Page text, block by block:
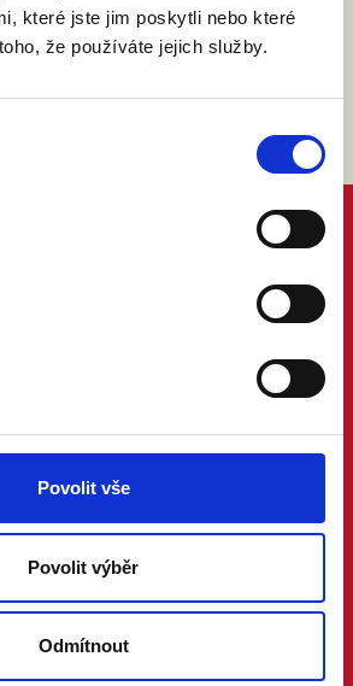
které jste jim poskytli nebo které
že používáte jejich služby.
Povolit vše
Povolit výběr
Odmítnout